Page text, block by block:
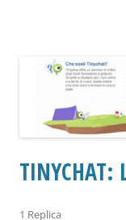
TINYCHAT:
1 Replica